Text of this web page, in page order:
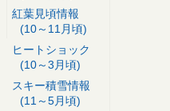
紅葉見頃情報
(10～11月頃)
ヒートショック
(10～3月頃)
スキー積雪情報
(11～5月頃)